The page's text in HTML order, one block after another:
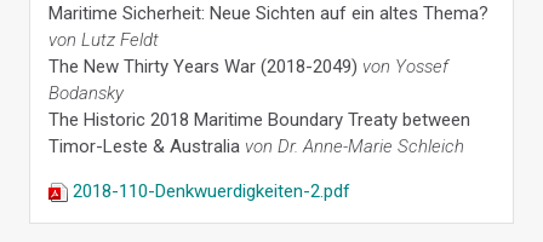
Maritime Sicherheit: Neue Sichten auf ein altes Thema?
von Lutz Feldt
The New Thirty Years War (2018-2049) von Yossef
Bodansky
The Historic 2018 Maritime Boundary Treaty between
Timor-Leste & Australia von Dr. Anne-Marie Schleich
2018-110-Denkwuerdigkeiten-2.pdf